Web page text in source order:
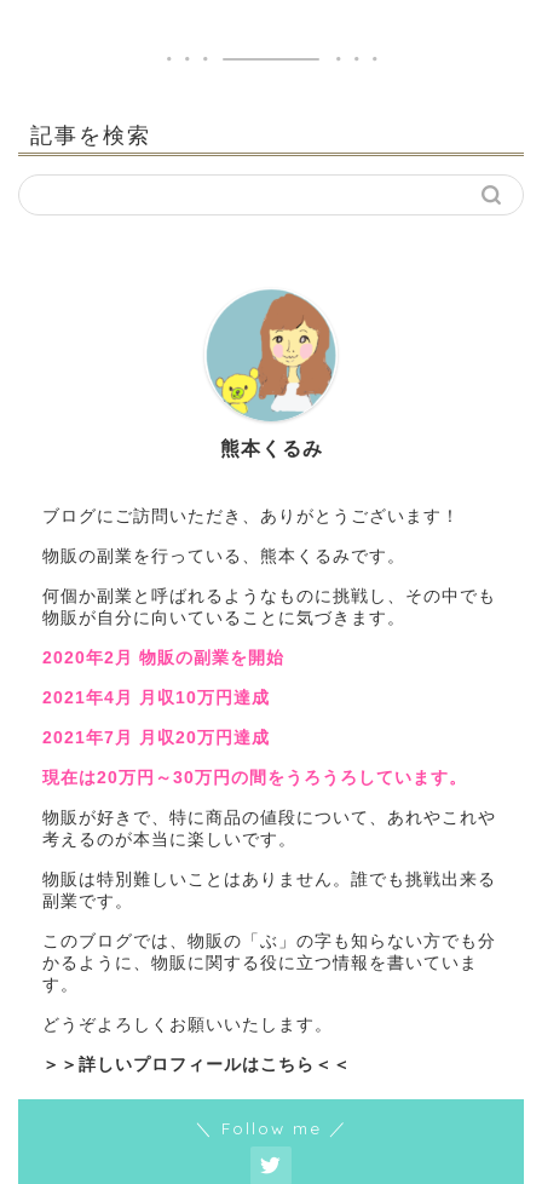
記事を検索
熊本くるみ
ブログにご訪問いただき、ありがとうございます！
物販の副業を行っている、熊本くるみです。
何個か副業と呼ばれるようなものに挑戦し、その中でも
物販が自分に向いていることに気づきます。
2020年2月 物販の副業を開始
2021年4月 月収10万円達成
2021年7月 月収20万円達成
現在は20万円～30万円の間をうろうろしています。
物販が好きで、特に商品の値段について、あれやこれや
考えるのが本当に楽しいです。
物販は特別難しいことはありません。誰でも挑戦出来る
副業です。
このブログでは、物販の「ぶ」の字も知らない方でも分
かるように、物販に関する役に立つ情報を書いていま
す。
どうぞよろしくお願いいたします。
＞＞詳しいプロフィールはこちら＜＜
＼ Follow me ／